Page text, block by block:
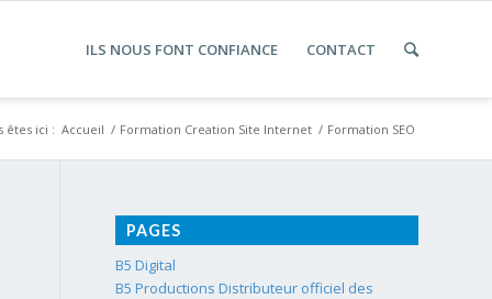
ILS NOUS FONT CONFIANCE CONTACT
êtes ici : Accueil / Formation Creation Site Internet / Formation SEO
PAGES
B5 Digital
B5 Productions Distributeur officiel des